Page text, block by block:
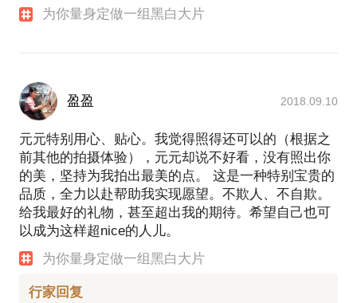
后会涨价哦。
Q：可以取消预约吗？
A：可以，但是取消或者改约至少提前1天告知。
Q：如果不满意怎么办？
A：希望能为您提供超越预期的照片效果。如果照片
与说明的标准不匹配，或者由于我的错误（如焦点、
照明灯具、颜色）等存在缺陷，我会承担相应的责
任。如果因为您不满意照片的效果，现场提出，当天
将为您重拍一次。
如有其他疑问，可以联系在行客服：
18652207796（工作日10：00-19：00）。
为你量身定做一组黑白大片
盈盈 2018.09.10
元元特别用心、贴心。我觉得照得还可以的（根据之
前其他的拍摄体验），元元却说不好看，没有照出你
的美，坚持为我拍出最美的点。 这是一种特别宝贵的
品质，全力以赴帮助我实现愿望。不欺人、不自欺。
给我最好的礼物，甚至超出我的期待。希望自己也可
以成为这样超nice的人儿。
为你量身定做一组黑白大片
行家回复